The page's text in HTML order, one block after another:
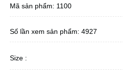
Mã sản phẩm: 1100
Số lần xem sản phẩm: 4927
Size :